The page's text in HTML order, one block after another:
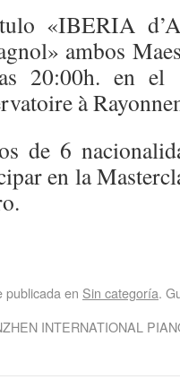
«IBERIA
ambos
20:00h. en el
à
de 6
en la
publicada en Sin categoría.
INTERNATIONAL